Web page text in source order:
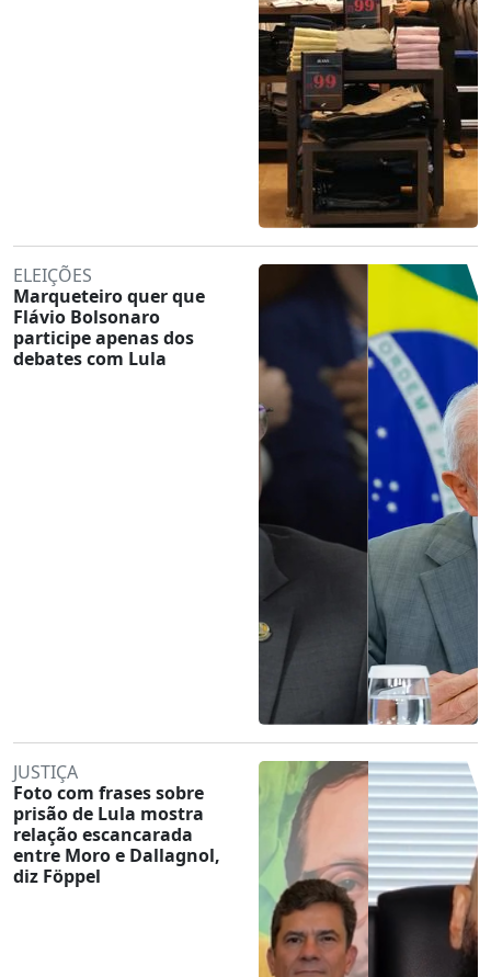
ELEIÇÕES
Marqueteiro quer que
Flávio Bolsonaro
participe apenas dos
debates com Lula
JUSTIÇA
Foto com frases sobre
prisão de Lula mostra
relação escancarada
entre Moro e Dallagnol,
diz Föppel